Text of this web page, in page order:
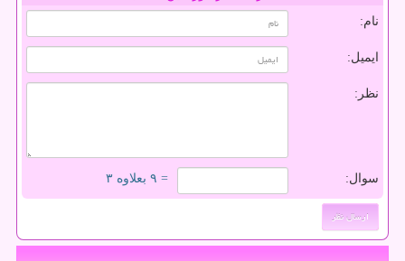
نام:
ایمیل:
نظر:
سوال: = ۹ بعلاوه ۳